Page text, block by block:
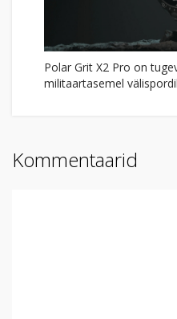
Polar Grit X2 Pro on
militaartasemel
Kommentaarid